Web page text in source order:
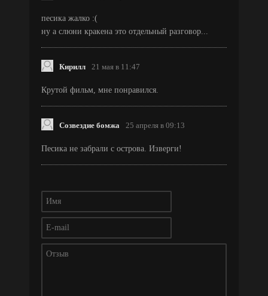
песика жалко :(
ну а слюни кракена это отдельный разговор...
Кирилл 21 мая в 11:47
Крутой фильм, мне понравился.
Созвездие бомжа 25 апреля в 09:13
Песика не забрали с острова. Изверги!